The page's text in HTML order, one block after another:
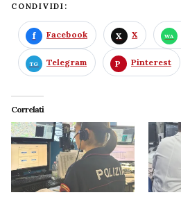
CONDIVIDI:
Facebook X
Telegram Pinterest
Correlati